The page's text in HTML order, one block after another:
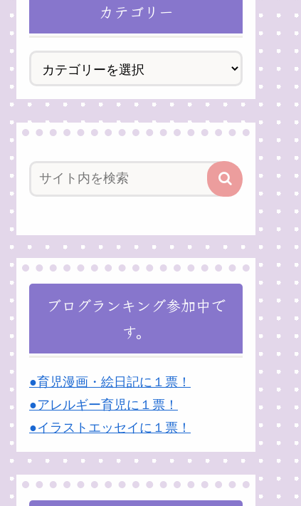
カテゴリー
ブログランキング参加中で
す。
●育児漫画・絵日記に１票！
●アレルギー育児に１票！
●イラストエッセイに１票！